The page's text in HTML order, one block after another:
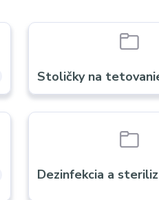
Stoličky na
Dezinfekcia a